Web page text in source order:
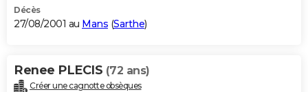
Décès
27/08/2001 au Mans (Sarthe)
Renee PLECIS (72 ans)
Créer une cagnotte obsèques